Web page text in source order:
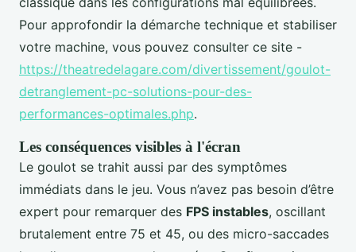
Pour approfondir la démarche technique et stabiliser
votre machine, vous pouvez consulter ce site -
https://theatredelagare.com/divertissement/goulot-
detranglement-pc-solutions-pour-des-
performances-optimales.php.
Les conséquences visibles à l'écran
Le goulot se trahit aussi par des symptômes
immédiats dans le jeu. Vous n’avez pas besoin d’être
expert pour remarquer des FPS instables, oscillant
brutalement entre 75 et 45, ou des micro-saccades